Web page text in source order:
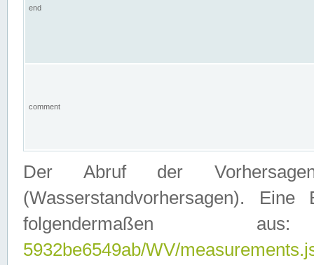
end
comment
Der Abruf der
(Wasserstandvorhersagen).
folgendermaßen
5932be6549ab/WV/